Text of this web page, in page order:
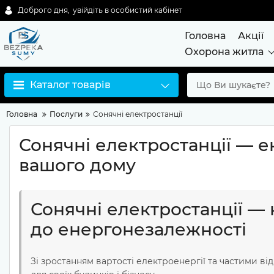
Доброго дня, увійдіть в особистий кабінет
Головна Акції
Охорона житла
Каталог товарів
Головна Послуги Сонячні електростанції
Сонячні електростанції —
вашого дому
Сонячні електростанції
до енергонезалежності
Зі зростанням вартості електроенергії та частими